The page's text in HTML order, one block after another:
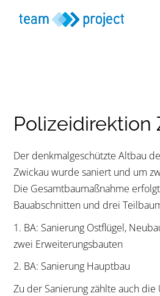
Polizeidirektion
Der denkmalgeschützte Altbau
Zwickau wurde saniert und um
Die Gesamtbaumaßnahme
Bauabschnitten und drei
1. BA: Sanierung Ostflügel,
zwei Erweiterungsbauten
2. BA: Sanierung Hauptbau
Zu der Sanierung zählte auch die